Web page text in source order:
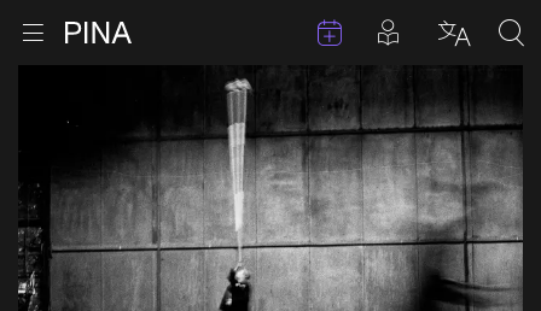
Ouvrir le menu Retour à la page d'accueil Évenements
Articles en